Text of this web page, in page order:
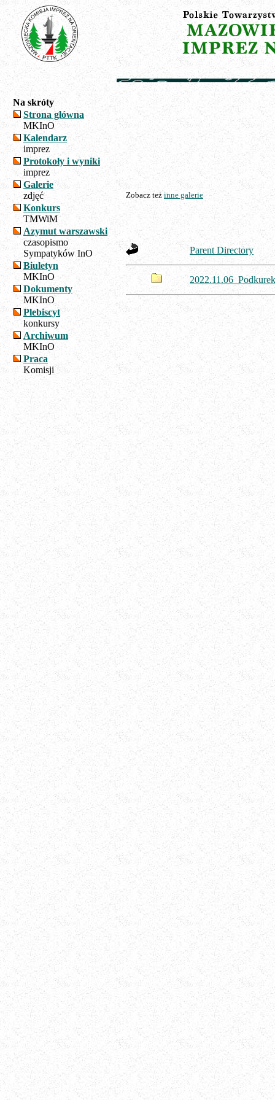
Na skróty
Strona główna
MKInO
Kalendarz
imprez
Protokoły i wyniki
imprez
Galerie
zdjęć
Konkurs
TMWiM
Azymut warszawski
czasopismo
Sympatyków InO
Biuletyn
MKInO
Dokumenty
MKInO
Plebiscyt
konkursy
Archiwum
MKInO
Praca
Komisji
Zobacz też inne galerie
Parent Directory
2022.11.06_Podkurek